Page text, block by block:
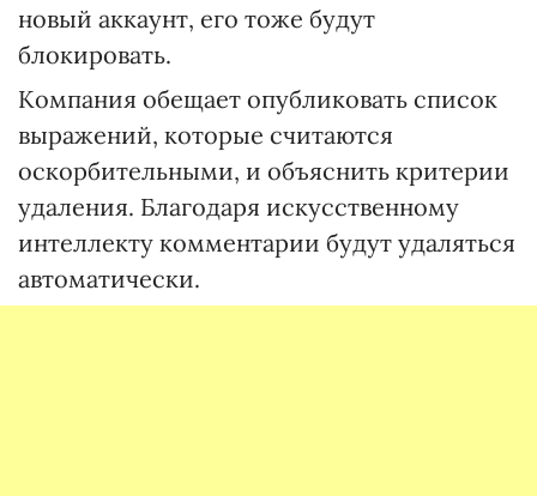
новый аккаунт, его тоже будут
блокировать.
Компания обещает опубликовать список
выражений, которые считаются
оскорбительными, и объяснить критерии
удаления. Благодаря искусственному
интеллекту комментарии будут удаляться
автоматически.